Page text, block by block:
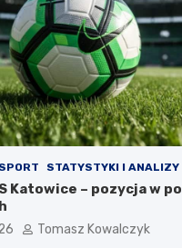
SPORT STATYSTYKI I ANALIZY
Katowice – pozycja w
Tomasz Kowalczyk